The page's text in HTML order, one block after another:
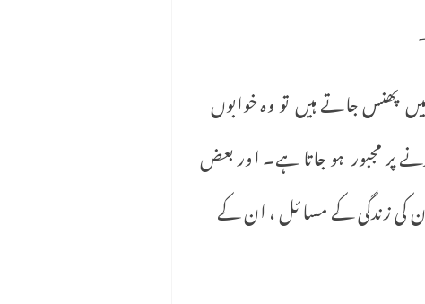
پھنس جاتے ہیں تو وہ خوابوں
پر مجبور ہو جاتا ہے۔ اور بعض
کی زندگی کے مسا ئل ، ان کے